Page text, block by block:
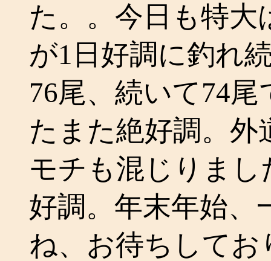
た。。今日も特
が1日好調に釣れ
76尾、続いて74
たまた絶好調。
モチも混じりま
好調。年末年始、
ね、お待ちしてお